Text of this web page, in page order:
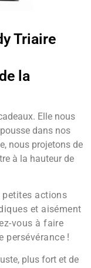
Triaire
la
Elle nous
dans nos
nous projetons de
à la hauteur de
actions
et aisément
vous à faire
persévérance !
plus fort et de